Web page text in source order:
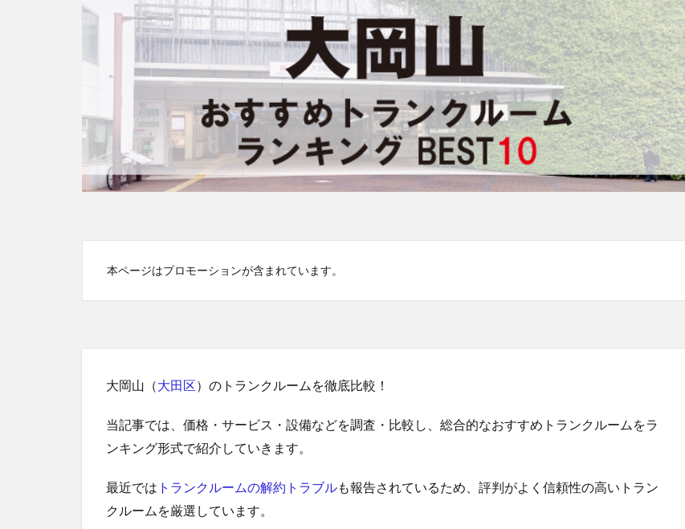
本ページはプロモーションが含まれています。
大岡山（大田区）のトランクルームを徹底比較！
当記事では、価格・サービス・設備などを調査・比較し、総合的なおすすめトランクルームをラ
ンキング形式で紹介していきます。
最近では トランクルームの解約トラブルも報告されているため、評判がよく信頼性の高いトラン
クルームを厳選しています。